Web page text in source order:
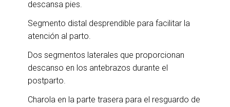
descansa pies.
Segmento distal desprendible para facilitar la
atención al parto.
Dos segmentos laterales que proporcionan
descanso en los antebrazos durante el
postparto.
Charola en la parte trasera para el resguardo de